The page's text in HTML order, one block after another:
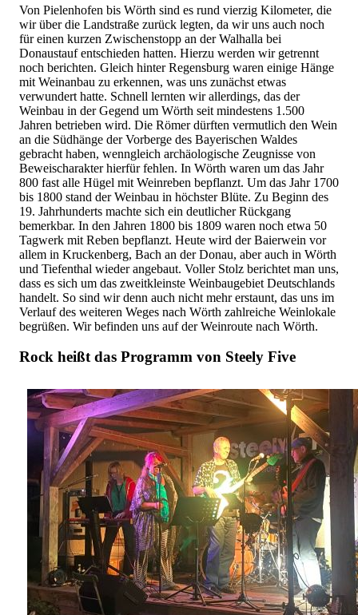
Von Pielenhofen bis Wörth sind es rund vierzig Kilometer, die
wir über die Landstraße zurück legten, da wir uns auch noch
für einen kurzen Zwischenstopp an der Walhalla bei
Donaustauf entschieden hatten. Hierzu werden wir getrennt
noch berichten. Gleich hinter Regensburg waren einige Hänge
mit Weinanbau zu erkennen, was uns zunächst etwas
verwundert hatte. Schnell lernten wir allerdings, das der
Weinbau in der Gegend um Wörth seit mindestens 1.500
Jahren betrieben wird. Die Römer dürften vermutlich den Wein
an die Südhänge der Vorberge des Bayerischen Waldes
gebracht haben, wenngleich archäologische Zeugnisse von
Beweischarakter hierfür fehlen. In Wörth waren um das Jahr
800 fast alle Hügel mit Weinreben bepflanzt. Um das Jahr 1700
bis 1800 stand der Weinbau in höchster Blüte. Zu Beginn des
19. Jahrhunderts machte sich ein deutlicher Rückgang
bemerkbar. In den Jahren 1800 bis 1809 waren noch etwa 50
Tagwerk mit Reben bepflanzt. Heute wird der Baierwein vor
allem in Kruckenberg, Bach an der Donau, aber auch in Wörth
und Tiefenthal wieder angebaut. Voller Stolz berichtet man uns,
dass es sich um das zweitkleinste Weinbaugebiet Deutschlands
handelt. So sind wir denn auch nicht mehr erstaunt, das uns im
Verlauf des weiteren Weges nach Wörth zahlreiche Weinlokale
begrüßen. Wir befinden uns auf der Weinroute nach Wörth.
Rock heißt das Programm von Steely Five